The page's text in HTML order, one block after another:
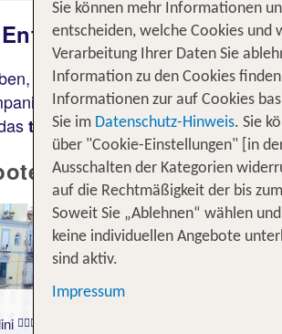
die lebendige
dieGeschichte atmetund eine
fasziniertmitantiken
typische italienische Flair – ein
für 2 Nächte Neapel
Sie können mehr Informationen
entscheiden, welche Cookies und
Verarbeitung Ihrer Daten Sie
Information zu den Cookies
Informationen zur auf Cookies
Sie im Datenschutz-Hinweis. Sie
über "Cookie-Einstellungen" [in
Ausschalten der Kategorien
auf die Rechtmäßigkeit der bis
Soweit Sie „Ablehnen“ wählen
keine individuellen Angebote
sind aktiv.
Impressum